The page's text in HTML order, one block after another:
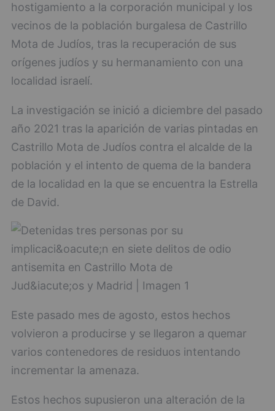
hostigamiento a la corporación municipal y los
vecinos de la población burgalesa de Castrillo
Mota de Judíos, tras la recuperación de sus
orígenes judíos y su hermanamiento con una
localidad israelí.
La investigación se inició a diciembre del pasado
año 2021 tras la aparición de varias pintadas en
Castrillo Mota de Judíos contra el alcalde de la
población y el intento de quema de la bandera
de la localidad en la que se encuentra la Estrella
de David.
Este pasado mes de agosto, estos hechos
volvieron a producirse y se llegaron a quemar
varios contenedores de residuos intentando
incrementar la amenaza.
Estos hechos supusieron una alteración de la